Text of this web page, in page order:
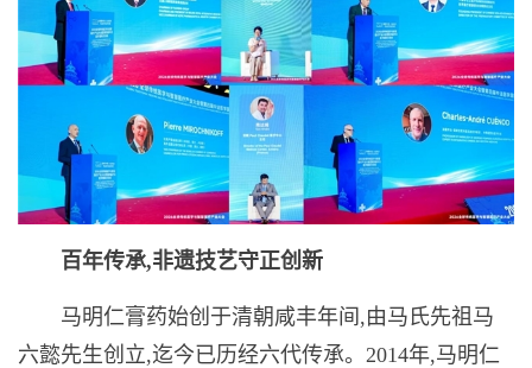
百年传承,非遗技艺守正创新
马明仁膏药始创于清朝咸丰年间,由马氏先祖马
六懿先生创立,迄今已历经六代传承。2014年,马明仁